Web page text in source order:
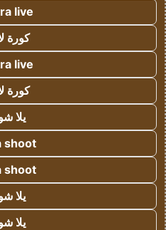
live
كورة
live
كورة
يلا
shoot
shoot
يلا
يلا